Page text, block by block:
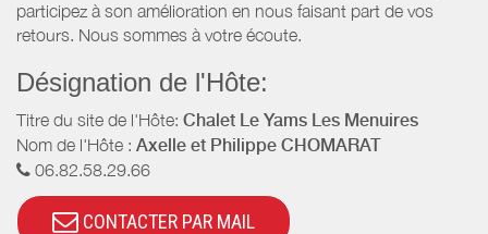
participez à son amélioration en nous faisant part de vos
retours. Nous sommes à votre écoute.
Désignation de l'Hôte:
Titre du site de l'Hôte: Chalet Le Yams Les Menuires
Nom de l'Hôte : Axelle et Philippe CHOMARAT
06.82.58.29.66
CONTACTER PAR MAIL